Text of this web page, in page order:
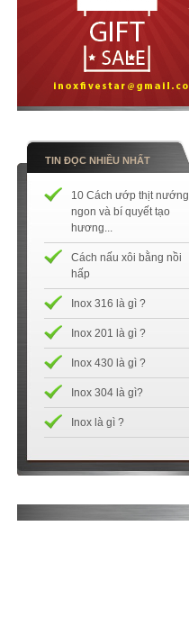
TIN ĐỌC NHIỀU NHẤT
10 Cách ướp thịt nướng
ngon và bí quyết tạo
hương...
Cách nấu xôi bằng nồi
hấp
Inox 316 là gì ?
Inox 201 là gì ?
Inox 430 là gì ?
Inox 304 là gì?
Inox là gì ?